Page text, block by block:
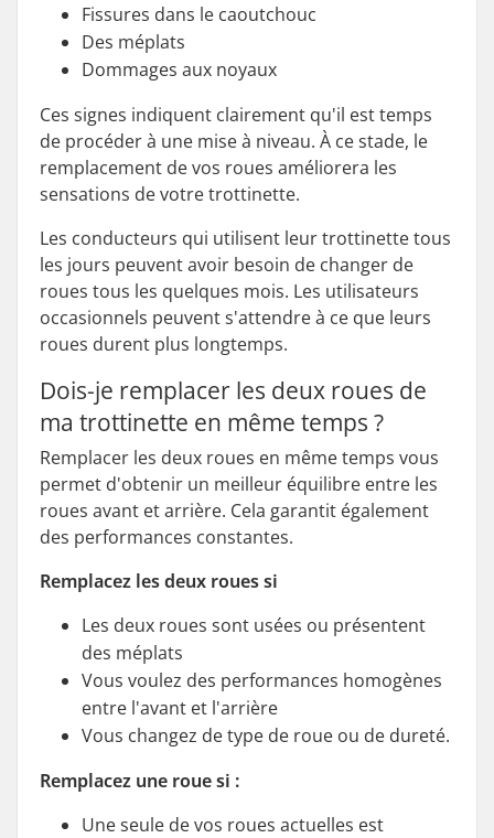
Fissures dans le caoutchouc
Des méplats
Dommages aux noyaux
Ces signes indiquent clairement qu'il est temps
de procéder à une mise à niveau. À ce stade, le
remplacement de vos roues améliorera les
sensations de votre trottinette.
Les conducteurs qui utilisent leur trottinette tous
les jours peuvent avoir besoin de changer de
roues tous les quelques mois. Les utilisateurs
occasionnels peuvent s'attendre à ce que leurs
roues durent plus longtemps.
Dois-je remplacer les deux roues de
ma trottinette en même temps ?
Remplacer les deux roues en même temps vous
permet d'obtenir un meilleur équilibre entre les
roues avant et arrière. Cela garantit également
des performances constantes.
Remplacez les deux roues si
Les deux roues sont usées ou présentent
des méplats
Vous voulez des performances homogènes
entre l'avant et l'arrière
Vous changez de type de roue ou de dureté.
Remplacez une roue si :
Une seule de vos roues actuelles est